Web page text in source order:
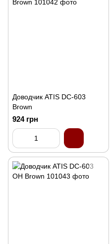
Доводчик ATIS DC-603
Brown
924 грн